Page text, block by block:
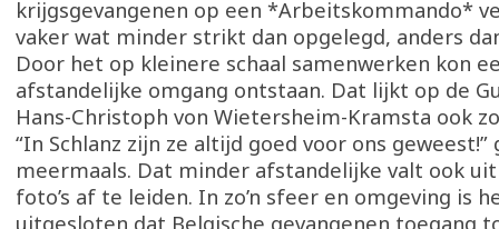
krijgsgevangenen op een *Arbeitskommando*
vaker wat minder strikt dan opgelegd, anders
Door het op kleinere schaal samenwerken kon
afstandelijke omgang ontstaan. Dat lijkt op de
Hans-Christoph von Wietersheim-Kramsta ook
“In Schlanz zijn ze altijd goed voor ons
meermaals. Dat minder afstandelijke valt ook
foto’s af te leiden. In zo’n sfeer en omgeving is
uitgesloten dat Belgische gevangenen toegang